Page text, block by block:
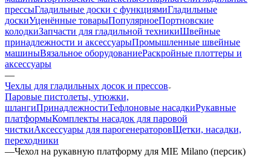
прессыГладильные доски с функциямиГладильные
доскиУценённые товарыПопулярноеПортновские
колодкиЗапчасти для гладильной техникиШвейные
принадлежности и аксессуарыПромышленные швейные
машиныВязальное оборудованиеРаскройные плоттеры и
аксессуары
—
Чехлы для гладильных досок и прессов
Паровые пистолеты, утюжки,
шлангиПринадлежностиТефлоновые насадкиРукавные
платформыКомплекты насадок для паровой
чисткиАксессуары для парогенераторовЩетки, насадки,
переходники
—Чехол на рукавную платформу для MIE Milano (персик)